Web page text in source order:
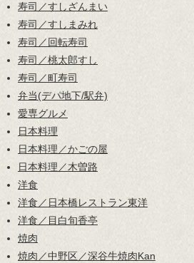
寿司／すしざんまい
寿司／すしまみれ
寿司／回転寿司
寿司／桃太郎すし
寿司／町寿司
弁当(デパ地下/駅弁)
愛専グルメ
日本料理
日本料理／かごの屋
日本料理／木曽路
洋食
洋食／日本橋レストラン東洋
洋食／目白旬香亭
焼肉
焼肉／中野区／深谷牛焼肉Kan